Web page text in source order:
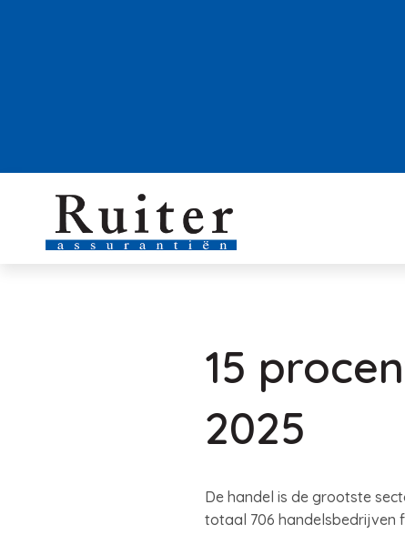
15
2025
De handel is de grootste
totaal 706 handelsbedrijven